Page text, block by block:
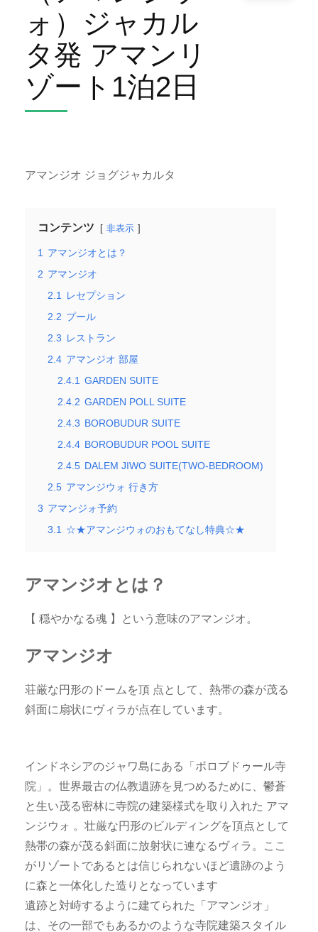
ォ）ジャカル
タ発 アマンリ
ゾート1泊2日
アマンジオ ジョグジャカルタ
コンテンツ 非表示
1
アマンジオとは？
2 アマンジオ
2.1
レセプション
2.2 プール
2.3 レストラン
2.4 アマンジオ 部屋
2.4.1 GARDEN SUITE
2.4.2 GARDEN POLL SUITE
2.4.3 BOROBUDUR SUITE
2.4.4 BOROBUDUR POOL SUITE
2.4.5 DALEM JIWO SUITE(TWO-BEDROOM)
2.5 アマンジウォ 行き方
3 アマンジォ予約
3.1
☆★アマンジウォのおもてなし特典☆★
アマンジオとは？
【 穏やかなる魂 】という意味のアマンジオ。
アマンジオ
荘厳な円形のドームを頂 点として、熱帯の森が茂る
斜面に扇状にヴィラが点在しています。
インドネシアのジャワ島にある「ボロブドゥール寺
院」。世界最古の仏教遺跡を見つめるために、鬱蒼
と生い茂る密林に寺院の建築様式を取り入れた アマ
ンジウォ 。壮厳な円形のビルディングを頂点として
熱帯の森が茂る斜面に放射状に連なるヴィラ。ここ
がリゾートであるとは信じられないほど遺跡のよう
に森と一体化した造りとなっています
遺跡と対峙するように建てられた「アマンジオ」
は、その一部でもあるかのような寺院建築スタイル